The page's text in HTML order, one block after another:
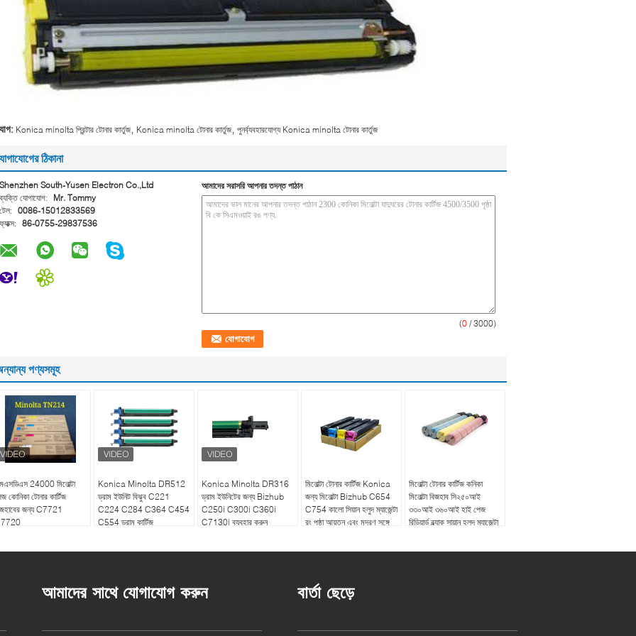
Konica minolta প্রিন্টার টোনার কার্তুজ, Konica minolta টোনার কার্তুজ, পুনর্ব্যবহারযোগ্য Konica minolta টোনার কার্তুজ
ঠিকানা
Shenzhen South-Yusen Electron Co.,Ltd
ব্যক্তি যোগাযোগ:
Mr. Tommy
টেল: 0086-15012833569
ফ্যাক্স: 86-0755-29837536
আমাদের সরাসরি আপনার তদন্ত পাঠান
(0 / 3000)
পণ্যসমূহ
24000 মিনোল্টা
কোনিকা টোনার কার্টিজ
জন্য C7721
Konica Minolta DR512
ড্রাম ইউনিট বিঝুব C221
C224 C284 C364 C454
C554 ড্রাম কার্টিজ
Konica Minolta DR316
ড্রাম ইউনিটের জন্য Bizhub
C250i C300i C360i
C7130i ব্যবহার করুন
মিনোল্টা টোনার কার্টিজ Konica
জন্য মিনোল্টা Bizhub C654
C754 কালো সিয়ান হলুদ ম্যাজেন্টা
রং পৃষ্ঠা আয়তন এবং মুদ্রণ সঙ্গে
মিনোল্টা টোনার কার্টিজ কনিকা
মিনোল্টা বিজহাব সি২৫০আই
৩৩০আই ৩৬০আই হাই পেজ
রিডিয়ার্ড ব্ল্যাক সায়ান হলুদ ম্যাজেন্টা
আমাদের সাথে যোগাযোগ করুন বার্তা ছেড়ে